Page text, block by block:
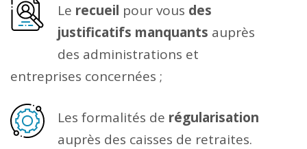
Le recueil pour vous des
justificatifs manquants auprès
des administrations et
entreprises concernées ;
Les formalités de régularisation
auprès des caisses de retraites.